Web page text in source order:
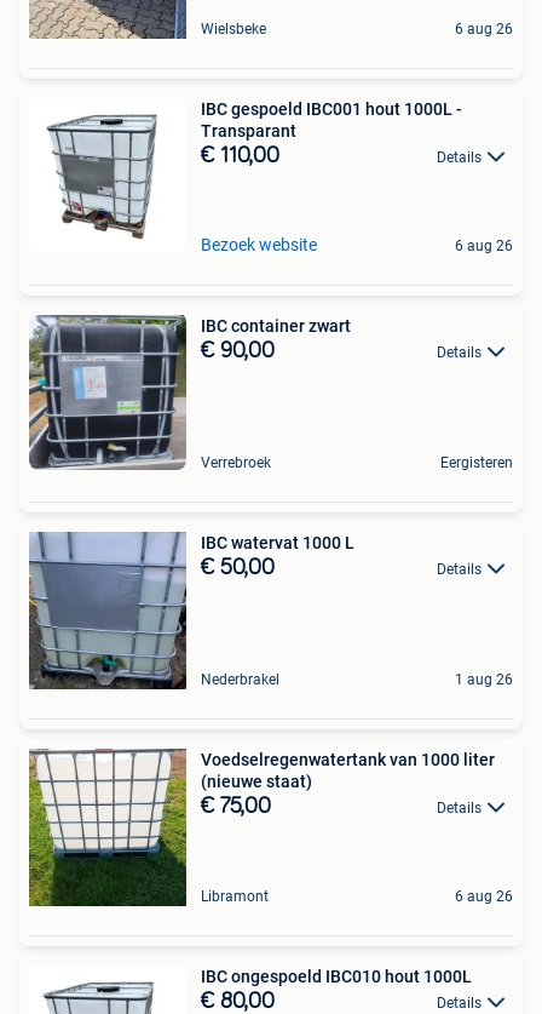
Wielsbeke 6 aug 26
IBC gespoeld IBC001 hout 1000L -
Transparant
€ 110,00 Details
Bezoek website 6 aug 26
IBC container zwart
€ 90,00 Details
Verrebroek Eergisteren
IBC watervat 1000 L
€ 50,00 Details
Nederbrakel 1 aug 26
Voedselregenwatertank van 1000 liter
(nieuwe staat)
€ 75,00 Details
Libramont 6 aug 26
IBC ongespoeld IBC010 hout 1000L
€ 80,00 Details